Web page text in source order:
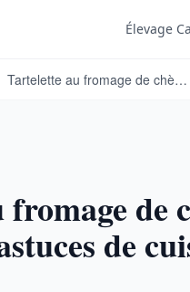
Élevage
Tartelette au fromage de chèvre : recettes, …
de
de